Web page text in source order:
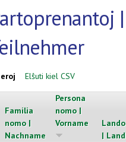
|
Elŝuti kiel CSV
Familia
nomo |
Nachname
Persona
nomo |
Vorname
Lando
| Land